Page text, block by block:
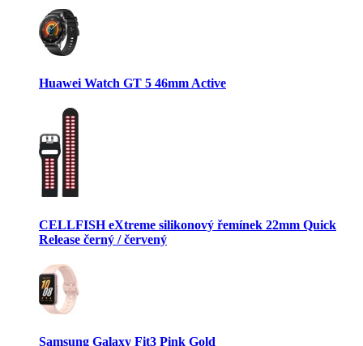
Huawei Watch GT 5 46mm Active
CELLFISH eXtreme silikonový řemínek 22mm Quick
Release černý / červený
Samsung Galaxy Fit3 Pink Gold